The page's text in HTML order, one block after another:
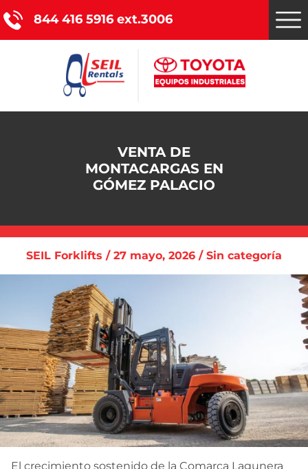
844 416 5916 ext.3006
Catálogo de productos
Promociones
Nosotros
Contacto
VENTA DE
MONTACARGAS EN
GÓMEZ PALACIO
SEIL Forklifts / 27 mayo, 2026 / Sin categoría
El crecimiento sostenido de la Comarca Lagunera